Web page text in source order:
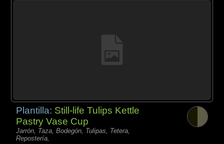
Plantilla: Still-life Tulips Kettle
Pastry Vase Cup
Jarrón, Taza, Bodegón, Tulipas, Tetera,
Repostería,